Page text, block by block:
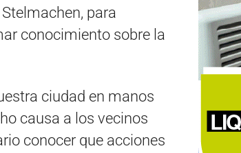
para
conocimiento sobre la
ciudad en manos
causa a los vecinos
conocer que acciones